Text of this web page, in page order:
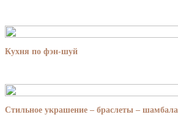
Кухня по фэн-шуй
Стильное украшение – браслеты – шамбала